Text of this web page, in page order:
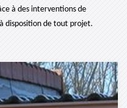
à des interventions de
disposition de tout projet.